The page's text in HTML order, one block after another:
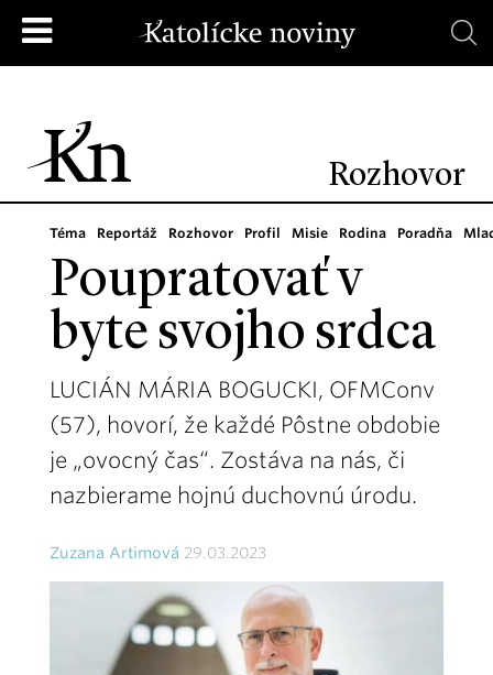
Rozhovor
Téma Reportáž Rozhovor Profil Misie Rodina Poradňa
Poupratovať v
byte svojho srdca
LUCIÁN MÁRIA BOGUCKI, OFMConv
(57), hovorí, že každé Pôstne obdobie
je „ovocný čas“. Zostáva na nás, či
nazbierame hojnú duchovnú úrodu.
Zuzana Artimová 29.03.2023